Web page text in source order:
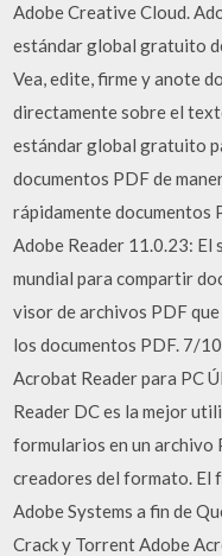
Adobe Creative Cloud.
estándar global gratuito
Vea, edite, firme y anote
directamente sobre el
estándar global gratuito
documentos PDF de
rápidamente documentos
Adobe Reader 11.0.23:
mundial para compartir
visor de archivos PDF
los documentos PDF. 7/
Acrobat Reader para PC
Reader DC es la mejor
formularios en un archivo
creadores del formato.
Adobe Systems a fin de
Crack y Torrent Adobe